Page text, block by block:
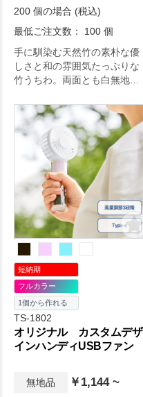
200 個の場合 (税込)
最低ご注文数： 100 個
手に馴染む天然竹の素朴な優
しさと和の雰囲気たっぷりな
竹うちわ。両面とも白無地で
デザインが入れられる仕様で
です。イベント時のノベルテ
ィとしてリーズナブルに作製
いただけます。
短納期
フルカラー
1個から作れる
TS-1802
オリジナル カスタムデザ
インハンディUSBファン
無地品 ￥1,144 ~